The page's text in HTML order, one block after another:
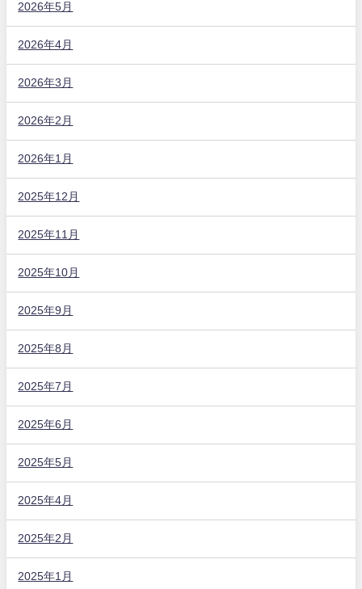
2026年5月
2026年4月
2026年3月
2026年2月
2026年1月
2025年12月
2025年11月
2025年10月
2025年9月
2025年8月
2025年7月
2025年6月
2025年5月
2025年4月
2025年2月
2025年1月